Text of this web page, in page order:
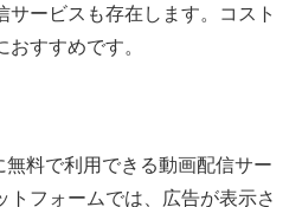
サービスも存在します。コスト
すすめです。
料で利用できる動画配信サー
トフォームでは、広告が表示さ